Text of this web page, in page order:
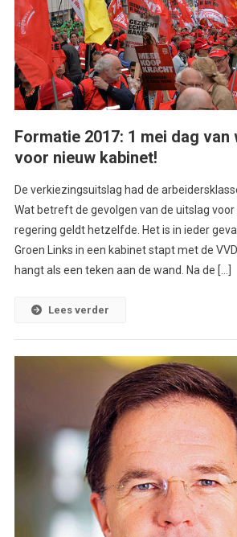
Formatie 2017: 1 mei dag
voor nieuw kabinet!
De verkiezingsuitslag had de
Wat betreft de gevolgen van de uitslag
regering geldt hetzelfde. Het is in ieder
Groen Links in een kabinet stapt met de
hangt als een teken aan de wand. Na de […]
Lees verder